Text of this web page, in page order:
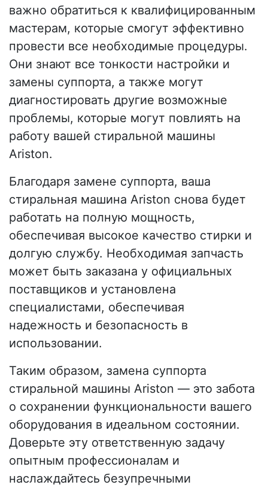
важно обратиться к квалифицированным
мастерам, которые смогут эффективно
провести все необходимые процедуры.
Они знают все тонкости настройки и
замены суппорта, а также могут
диагностировать другие возможные
проблемы, которые могут повлиять на
работу вашей стиральной машины
Ariston.
Благодаря замене суппорта, ваша
стиральная машина Ariston снова будет
работать на полную мощность,
обеспечивая высокое качество стирки и
долгую службу. Необходимая запчасть
может быть заказана у официальных
поставщиков и установлена
специалистами, обеспечивая
надежность и безопасность в
использовании.
Таким образом, замена суппорта
стиральной машины Ariston — это забота
о сохранении функциональности вашего
оборудования в идеальном состоянии.
Доверьте эту ответственную задачу
опытным профессионалам и
наслаждайтесь безупречными